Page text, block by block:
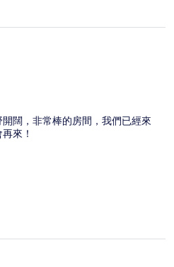
闊，非常棒的房間，我們已經來
來！